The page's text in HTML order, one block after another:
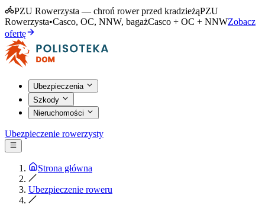
PZU Rowerzysta — chroń rower przed kradzieżąPZU
Rowerzysta•Casco, OC, NNW, bagażCasco + OC + NNWZobacz
ofertę
Ubezpieczenia
Szkody
Nieruchomości
Ubezpieczenie rowerzysty
Strona główna
Ubezpieczenie roweru